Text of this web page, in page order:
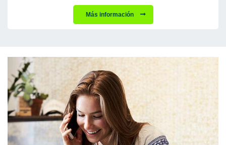
Más información